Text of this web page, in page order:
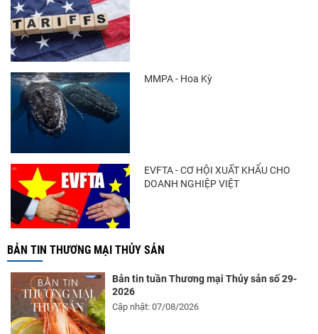
MMPA - Hoa Kỳ
EVFTA - CƠ HỘI XUẤT KHẨU CHO
DOANH NGHIỆP VIỆT
BẢN TIN THƯƠNG MẠI THỦY SẢN
Bản tin tuần Thương mại Thủy sản số 29-
2026
Cập nhật: 07/08/2026